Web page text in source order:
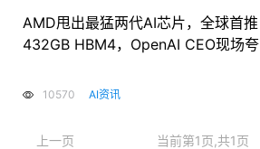
AMD甩出最猛两代AI芯片，全球首推
432GB HBM4，OpenAI CEO现场夸
10570 AI资讯
上一页 当前第1页,共1页